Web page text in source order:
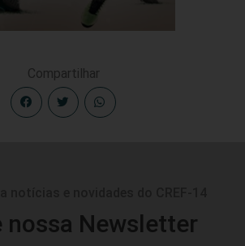
Compartilhar
nossa Newsletter